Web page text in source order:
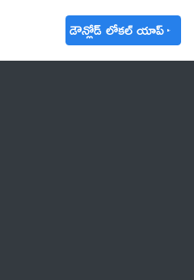
డౌన్లోడ్ లోకల్ యాప్